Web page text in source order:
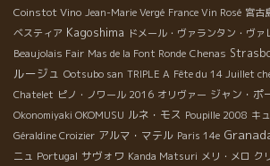
Coinstot Vino Jean-Marie Vergé France Vin Rosé 宮古
ベスティア Kagoshima ドメール・ヴァランタン・ヴァ
Beaujolais Fair Mas de la Font Ronde Chenas
ルージュ Ootsubo san TRIPLE A Fête du 14 Juillet
Chatelet ピノ・ノワール 2016 オリヴァー ジャン・ポ
Okonomiyaki OKOMUSU ルネ・モス Poupille 2008 キ
Géraldine Croizier アルマ・マテル Paris 14e
ニュ Portugal サヴォワ Kanda Matsuri メリ・メロ ク